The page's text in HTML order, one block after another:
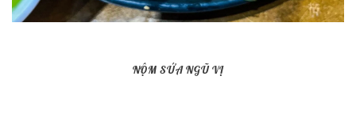
NỘM SỨA NGŨ VỊ